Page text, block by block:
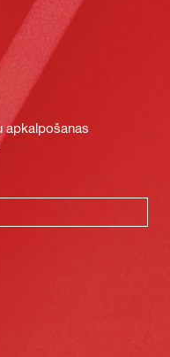
apkalpošanas